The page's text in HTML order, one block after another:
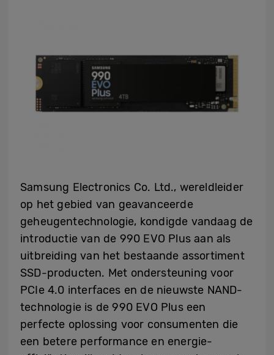
Samsung Electronics Co. Ltd., wereldleider
op het gebied van geavanceerde
geheugentechnologie, kondigde vandaag de
introductie van de 990 EVO Plus aan als
uitbreiding van het bestaande assortiment
SSD-producten. Met ondersteuning voor
PCIe 4.0 interfaces en de nieuwste NAND-
technologie is de 990 EVO Plus een
perfecte oplossing voor consumenten die
een betere performance en energie-